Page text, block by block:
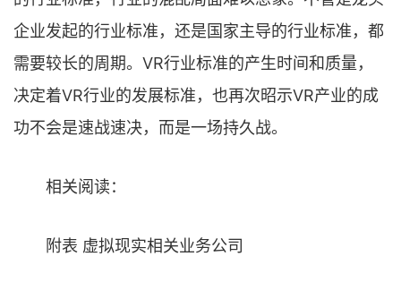
企业发起的行业标准，还是国家主导的行业标准，都
需要较长的周期。VR行业标准的产生时间和质量，
决定着VR行业的发展标准，也再次昭示VR产业的成
功不会是速战速决，而是一场持久战。
相关阅读：
附表 虚拟现实相关业务公司